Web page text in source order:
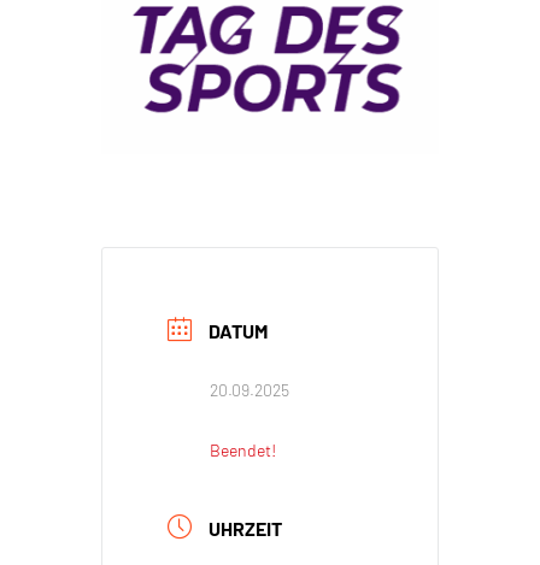
DATUM
20.09.2025
Beendet!
UHRZEIT